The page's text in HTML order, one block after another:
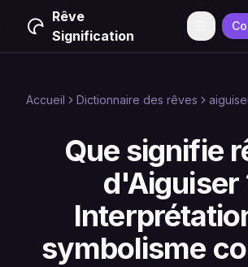
Rêve
Signification
Menu
Accueil Dictionnaire des rêves
Que signifie
d'Aiguiser
symbolisme